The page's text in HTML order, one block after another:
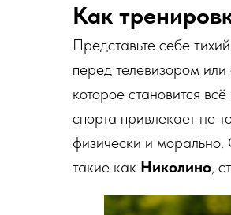
Как
Представьте себе
перед телевизором
которое становится
спорта привлекает не
физически и морально.
такие как Николино,